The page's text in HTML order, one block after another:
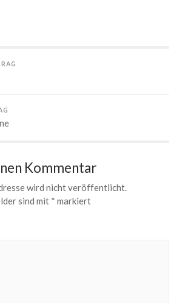
Kommentar
wird nicht veröffentlicht.
sind mit * markiert